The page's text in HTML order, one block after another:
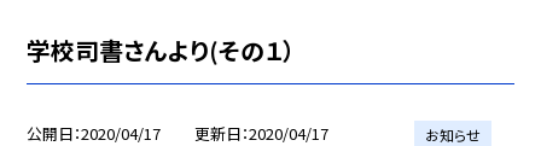
学校司書さんより(その１）
公開日 2020/04/17 更新日 2020/04/17 お知らせ